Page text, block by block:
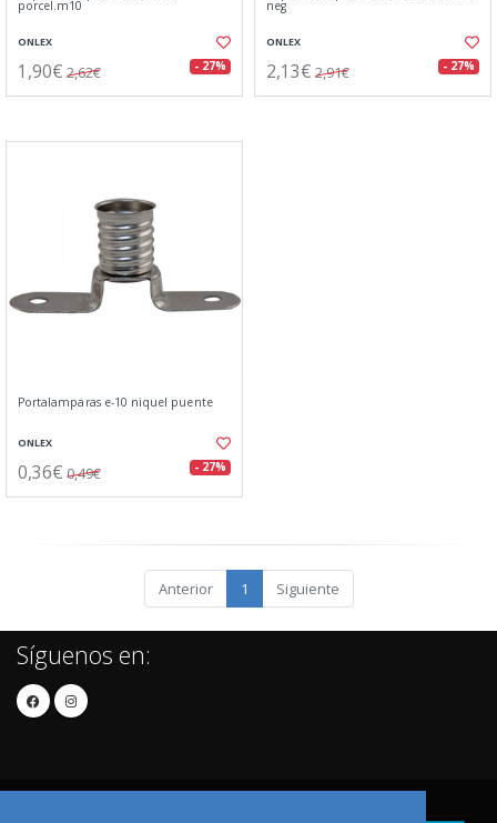
porcel.m10
ONLEX
1,90€ 2,62€ - 27%
neg
ONLEX
2,13€ 2,91€ - 27%
Portalamparas e-10 niquel puente
ONLEX
0,36€ 0,49€ - 27%
Anterior 1 Siguiente
Síguenos en: